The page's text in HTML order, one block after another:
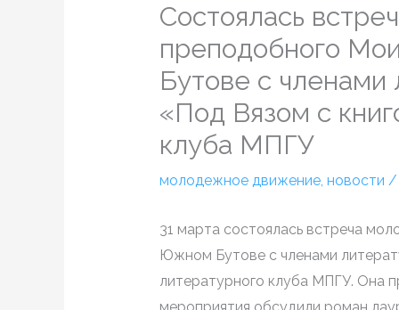
Состоялась
преподобного
Бутове с членами
«Под Вязом с
клуба МПГУ
молодежное движение, новости /
31 марта состоялась встреча
Южном Бутове с членами
литературного клуба МПГУ. Она